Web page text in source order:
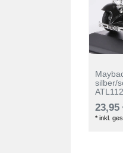
silber/
23,95
*inkl.